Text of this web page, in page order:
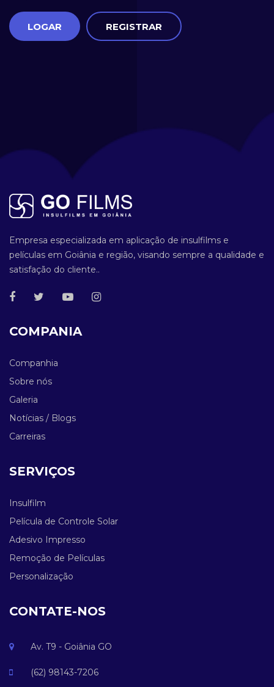
LOGAR REGISTRAR
Empresa especializada em aplicação de insulfilms e
películas em Goiânia e região, visando sempre a qualidade e
satisfação do cliente..
COMPANIA
Companhia
Sobre nós
Galeria
Notícias / Blogs
Carreiras
SERVIÇOS
Insulfilm
Película de Controle Solar
Adesivo Impresso
Remoção de Películas
Personalização
CONTATE-NOS
Av. T9 - Goiânia GO
(62) 98143-7206